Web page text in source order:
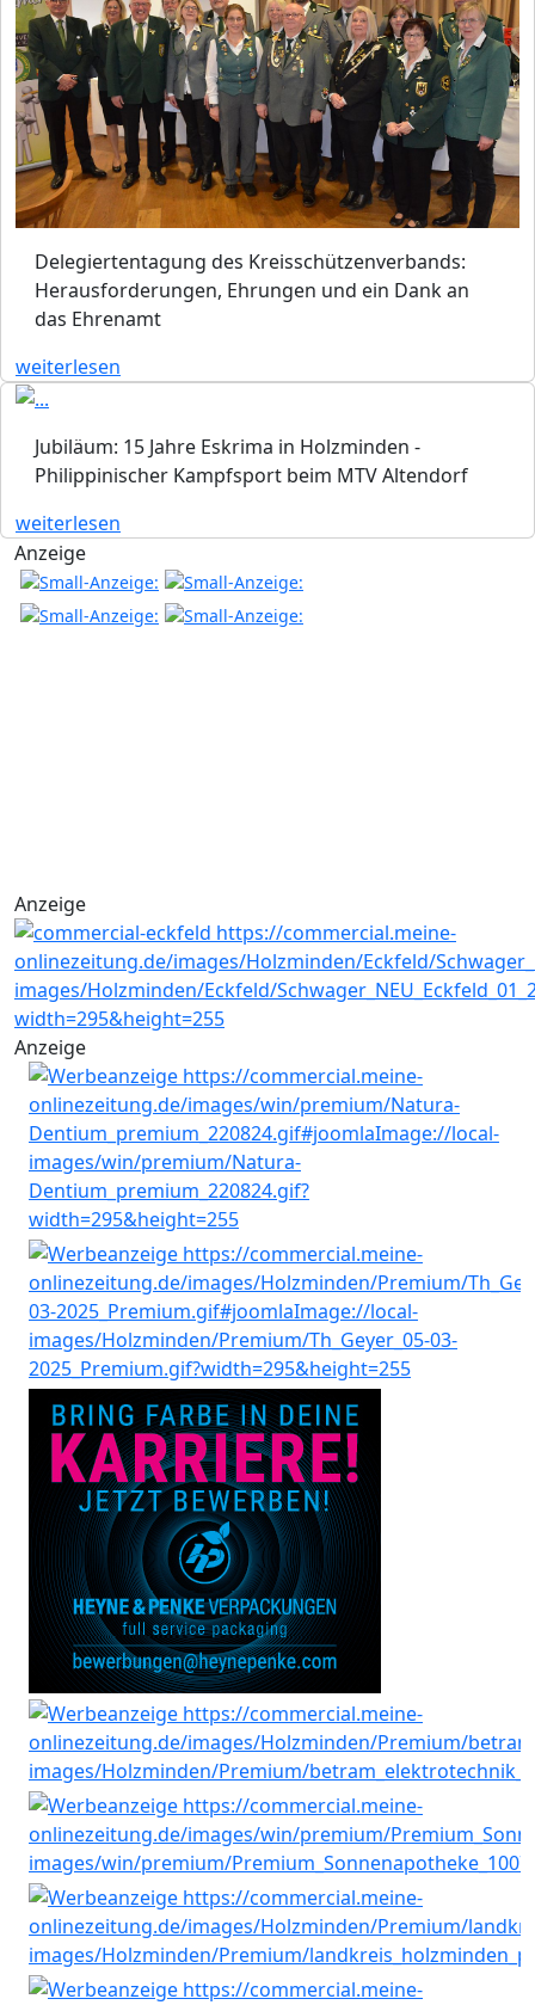
Delegiertentagung des Kreisschützenverbands:
Herausforderungen, Ehrungen und ein Dank an
das Ehrenamt
weiterlesen
Jubiläum: 15 Jahre Eskrima in Holzminden -
Philippinischer Kampfsport beim MTV Altendorf
weiterlesen
Anzeige
Anzeige
Anzeige